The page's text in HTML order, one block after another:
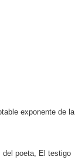
exponente de la
del poeta, El testigo